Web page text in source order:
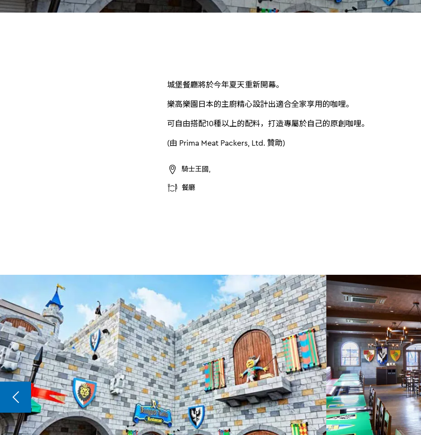
城堡餐廳將於今年夏天重新開幕。
樂高樂園日本的主廚精心設計出適合全家享用的咖哩。
可自由搭配10種以上的配料，打造專屬於自己的原創咖哩。
(由 Prima Meat Packers, Ltd. 贊助)
騎士王國,
餐廳